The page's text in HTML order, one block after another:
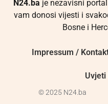
N24.ba je nezavisni
vam donosi vijesti i
Bosne i
Impressum /
© 2025 N24.ba